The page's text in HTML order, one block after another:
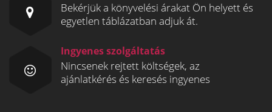
Bekérjük a könyvelési árakat Ön helyett és
egyetlen táblázatban adjuk át.
Ingyenes szolgáltatás
Nincsenek rejtett költségek, az
ajánlatkérés és keresés ingyenes